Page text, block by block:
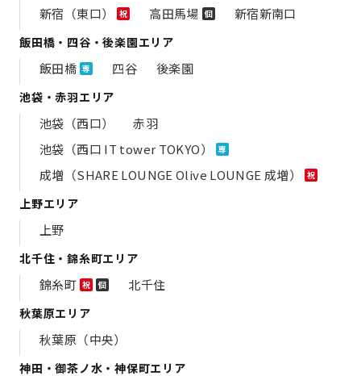
新宿（東口）
祝 高田馬場 個 新宿新南口
飯田橋・四谷・後楽園エリア
飯田橋 専 四谷 後楽園
池袋・赤羽エリア
池袋（西口）
赤羽
池袋（西口 IT tower TOKYO）
専
成増（SHARE LOUNGE Olive LOUNGE 成増） 祝
上野エリア
上野
北千住・錦糸町エリア
錦糸町 祝 個 北千住
秋葉原エリア
秋葉原（中央）
神田・御茶ノ水・神保町エリア